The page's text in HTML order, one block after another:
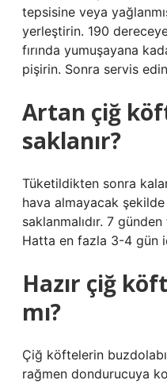
tepsisine veya
yerleştirin. 190 dereceye
fırında yumuşayana
pişirin. Sonra servis
Artan çiğ
saklanır?
Tüketildikten sonra
hava almayacak
saklanmalıdır. 7
Hatta en fazla 3-4 gün
Hazır çiğ
mı?
Çiğ köftelerin
rağmen dondurucuya